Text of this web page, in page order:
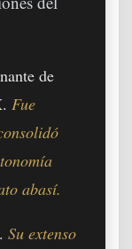
de
Fue
abasí.
Su extenso